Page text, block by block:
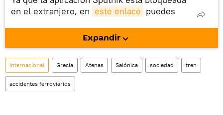
en el extranjero, en este enlace puedes
móvil (¡solo para Android!).
También tenemos una cuenta en la red
social rusa VK .
Expandir
Internacional Grecia Atenas Salónica sociedad tren
accidentes ferroviarios